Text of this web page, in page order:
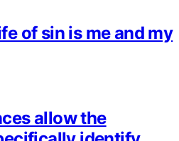
of sin is me and my
allow the